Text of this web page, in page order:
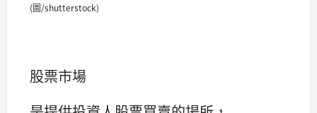
(圖/shutterstock)
股票市場